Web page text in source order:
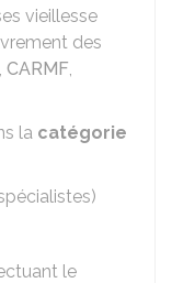
vieillesse
des
, CARMF,
la catégorie
le